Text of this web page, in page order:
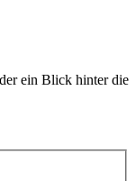
ein Blick hinter die